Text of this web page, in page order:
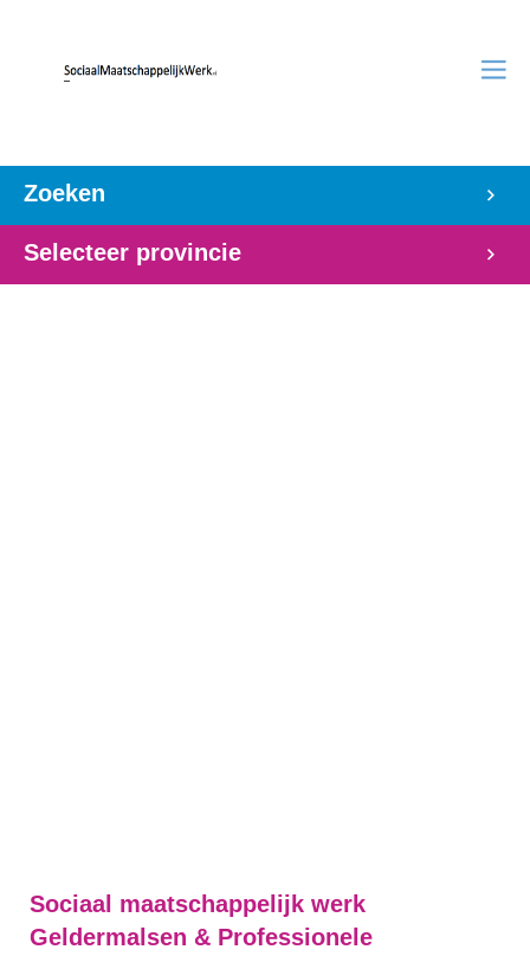
Zoeken
Selecteer provincie
Sociaal maatschappelijk werk
Geldermalsen & Professionele